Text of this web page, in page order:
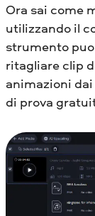
Ora sai come
utilizzando il
strumento
ritagliare clip
animazioni
di prova